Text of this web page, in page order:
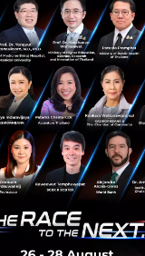
ป้าว่าในอีก
ในปีแรกคุณอ
า ค่อยๆ ทำไ
ถ ซึ่งไม่ผิด แ
ได้เพียงชิ้นส่วน